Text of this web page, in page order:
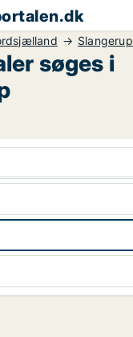
Slangerup
søges i